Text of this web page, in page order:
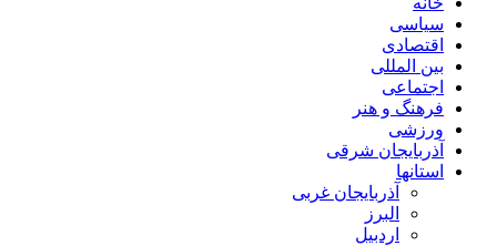
سیاسی
اقتصادی
بین المللی
اجتماعی
فرهنگ و هنر
ورزشی
آذربایجان شرقی
استانها
آذربایجان غربی
البرز
اردبیل